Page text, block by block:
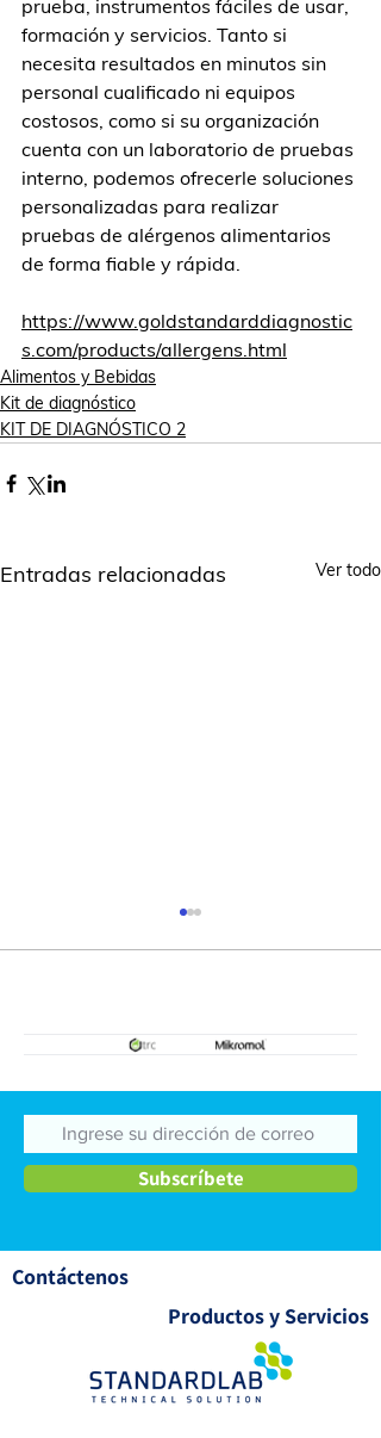
prueba, instrumentos fáciles de usar,
formación y servicios. Tanto si
necesita resultados en minutos sin
personal cualificado ni equipos
costosos, como si su organización
cuenta con un laboratorio de pruebas
interno, podemos ofrecerle soluciones
personalizadas para realizar
pruebas de alérgenos alimentarios
de forma fiable y rápida.
https://www.goldstandarddiagnostic
s.com/products/allergens.html
Alimentos y Bebidas
Kit de diagnóstico
KIT DE DIAGNÓSTICO 2
Entradas relacionadas Ver todo
medicamentos
veterinarios
Subscríbete
Contáctenos
Productos y Servicios